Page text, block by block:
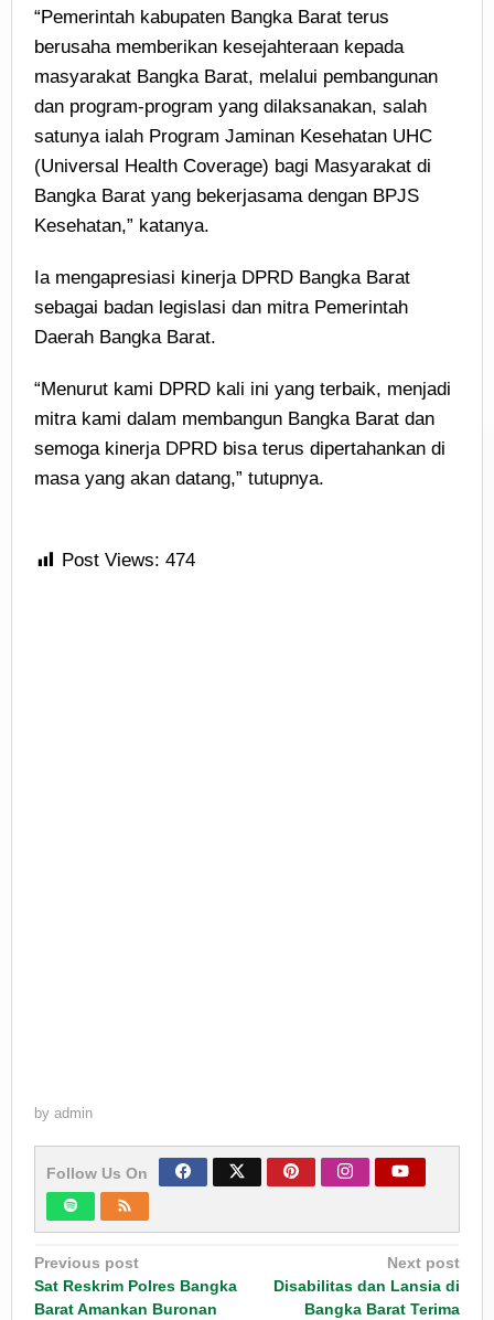
“Pemerintah kabupaten Bangka Barat terus
berusaha memberikan kesejahteraan kepada
masyarakat Bangka Barat, melalui pembangunan
dan program-program yang dilaksanakan, salah
satunya ialah Program Jaminan Kesehatan UHC
(Universal Health Coverage) bagi Masyarakat di
Bangka Barat yang bekerjasama dengan BPJS
Kesehatan,” katanya.
Ia mengapresiasi kinerja DPRD Bangka Barat
sebagai badan legislasi dan mitra Pemerintah
Daerah Bangka Barat.
“Menurut kami DPRD kali ini yang terbaik, menjadi
mitra kami dalam membangun Bangka Barat dan
semoga kinerja DPRD bisa terus dipertahankan di
masa yang akan datang,” tutupnya.
Post Views: 474
by admin
Follow Us On
Post
navigation
Previous post
Sat Reskrim Polres Bangka
Barat Amankan Buronan
Next post
Disabilitas dan Lansia di
Bangka Barat Terima